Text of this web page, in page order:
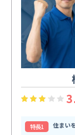
特⻑1
住まい